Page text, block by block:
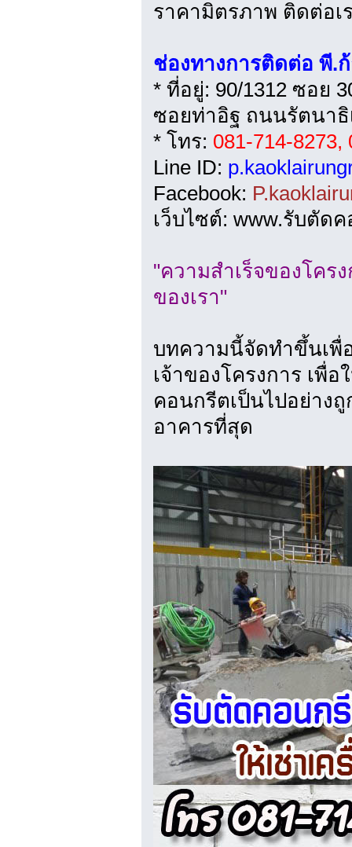
ราคามิตรภาพ ติดต่อเ
ช่องทางการติดต่อ พี.
* ที่อยู่: 90/1312 ซอย
ซอยท่าอิฐ ถนนรัตนา
* โทร: 081-714-8273,
Line ID:
Facebook:
เว็บไซต์: www.รับตัด
"ความสำเร็จของโค
ของเรา"
บทความนี้จัดทำขึ้นเพื่
เจ้าของโครงการ เพื่
คอนกรีตเป็นไปอย่าง
อาคารที่สุด